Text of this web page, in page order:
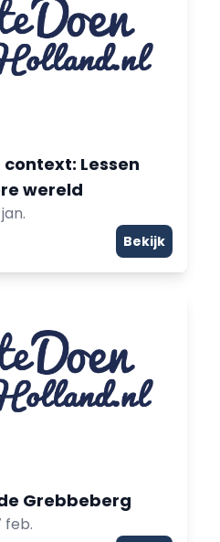
Lessen
wereld
Bekijk
Grebbeberg
feb.